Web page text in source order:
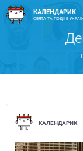
КАЛЕНДАРИК
СВЯТА ТА ПОДІЇ В УКРАЇНІ
КАЛЕНДАРИК